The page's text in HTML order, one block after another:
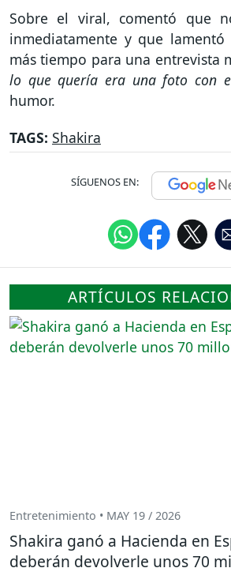
Sobre el viral, comentó que
inmediatamente y que
más tiempo para una entrevista
lo que quería era una foto con
humor.
TAGS: Shakira
SÍGUENOS EN:
ARTÍCULOS
Entretenimiento • MAY 19 / 2026
Shakira ganó a Hacienda en
deberán devolverle unos 70